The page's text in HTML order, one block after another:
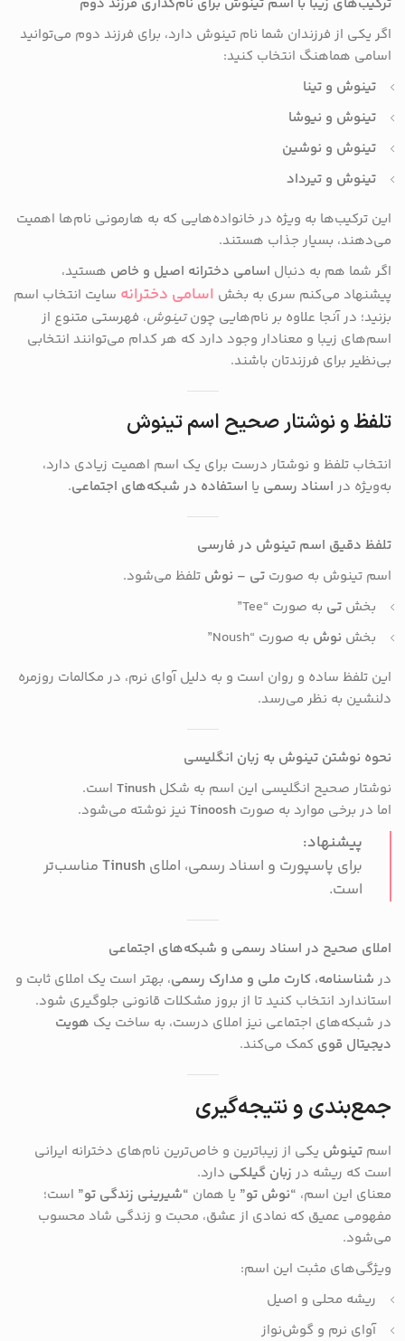
اگر یکی از فرزندان شما نام تینوش دارد، برای فرزند دوم می‌توانید
اسامی هماهنگ انتخاب کنید:
تینوش و تینا
تینوش و نیوشا
تینوش و نوشین
تینوش و تیرداد
این ترکیب‌ها به ویژه در خانواده‌هایی که به هارمونی نام‌ها اهمیت
می‌دهند، بسیار جذاب هستند.
اگر شما هم به دنبال اسامی دخترانه اصیل و خاص هستید،
پیشنهاد می‌کنم سری به بخش اسامی دخترانه سایت انتخاب اسم
بزنید؛ در آنجا علاوه بر نام‌هایی چونتینوش، فهرستی متنوع از
اسم‌های زیبا و معنادار وجود دارد که هر کدام می‌توانند انتخابی
بی‌نظیر برای فرزندتان باشند.
تلفظ و نوشتار صحیح اسم تینوش
انتخاب تلفظ و نوشتار درست برای یک اسم اهمیت زیادی دارد،
به‌ویژه در اسناد رسمی یا استفاده در شبکه‌های اجتماعی.
تلفظ دقیق اسم تینوش در فارسی
اسم تینوش به صورت تی – نوش تلفظ می‌شود.
بخش تی به صورت “Tee”
بخش نوش به صورت “Noush”
این تلفظ ساده و روان است و به دلیل آوای نرم، در مکالمات روزمره
دلنشین به نظر می‌رسد.
نحوه نوشتن تینوش به زبان انگلیسی
نوشتار صحیح انگلیسی این اسم به شکل Tinush است.
اما در برخی موارد به صورت Tinoosh نیز نوشته می‌شود.
پیشنهاد:
برای پاسپورت و اسناد رسمی، املای Tinushمناسب‌تر
است.
املای صحیح در اسناد رسمی و شبکه‌های اجتماعی
در شناسنامه، کارت ملی و مدارک رسمی، بهتر است یک املای ثابت و
استاندارد انتخاب کنید تا از بروز مشکلات قانونی جلوگیری شود.
در شبکه‌های اجتماعی نیز املای درست، به ساخت یک هویت
دیجیتال قوی کمک می‌کند.
جمع‌بندی و نتیجه‌گیری
اسم تینوش یکی از زیباترین و خاص‌ترین نام‌های دخترانه ایرانی
است که ریشه در زبان گیلکی دارد.
معنای این اسم، “نوش تو” یا همان “شیرینی زندگی تو” است؛
مفهومی عمیق که نمادی از عشق، محبت و زندگی شاد محسوب
می‌شود.
ویژگی‌های مثبت این اسم:
ریشه محلی و اصیل
آوای نرم و گوش‌نواز